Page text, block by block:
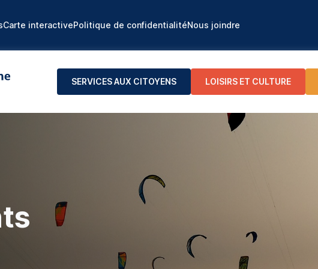
Carte interactivePolitique de confidentialitéNous joindre
SERVICES AUX CITOYENS LOISIRS ET CULTURE